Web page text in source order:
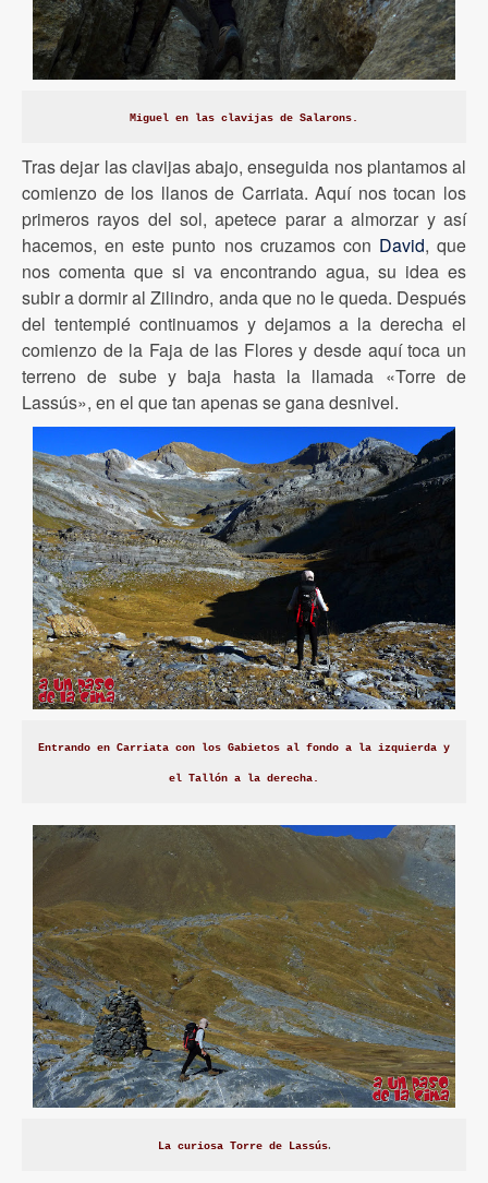
Miguel en las clavijas de Salarons.
Tras dejar las clavijas abajo, enseguida nos plantamos al
comienzo de los llanos de Carriata. Aquí nos tocan los
primeros rayos del sol, apetece parar a almorzar y así
hacemos, en este punto nos cruzamos con David, que
nos comenta que si va encontrando agua, su idea es
subir a dormir al Zilindro, anda que no le queda. Después
del tentempié continuamos y dejamos a la derecha el
comienzo de la Faja de las Flores y desde aquí toca un
terreno de sube y baja hasta la llamada «Torre de
Lassús», en el que tan apenas se gana desnivel.
Entrando en Carriata con los Gabietos al fondo a la izquierda y
el Tallón a la derecha.
La curiosa Torre de Lassús.